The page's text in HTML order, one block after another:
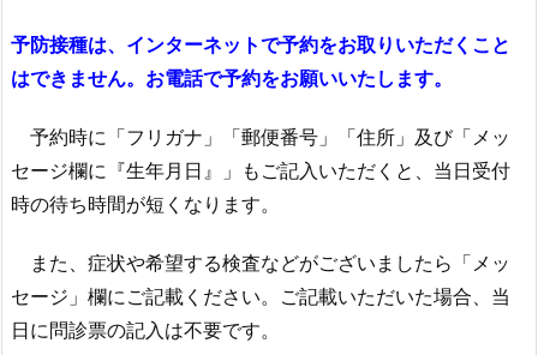
予防接種は、インターネットで予約をお取りいただくこと
はできません。お電話で予約をお願いいたします。
予約時に「フリガナ」「郵便番号」「住所」及び「メッ
セージ欄に『生年月日』」もご記入いただくと、当日受付
時の待ち時間が短くなります。
また、症状や希望する検査などがございましたら「メッ
セージ」欄にご記載ください。ご記載いただいた場合、当
日に問診票の記入は不要です。